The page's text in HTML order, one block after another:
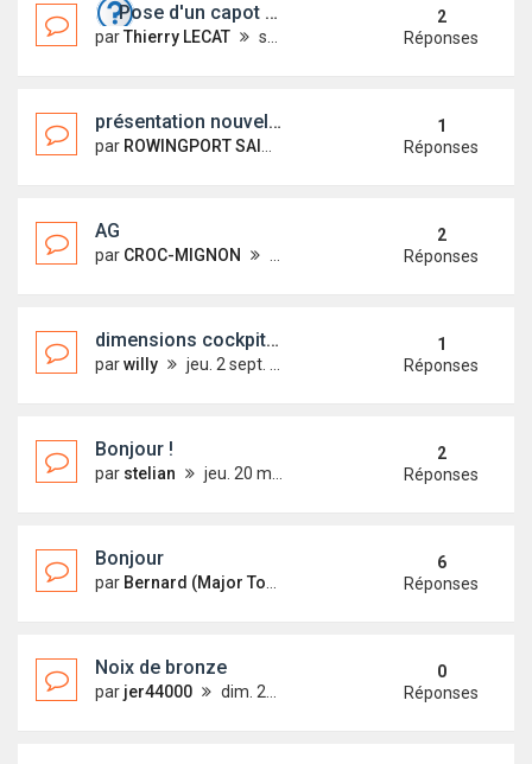
Pose d'un capot avant en plexiglass.
parThierry LECAT sam. 30 oct. 2021 17:17
2
Réponses
présentation nouvel arrivant
par ROWINGPORT SAINTLOUIS lun. 25 oct. 2021 09:38
1
Réponses
AG
par CROC-MIGNON
2
Réponses
dimensions cockpit first 18
parwilly jeu. 2 sept. 2021 18:54
1
Réponses
Bonjour !
par stelian jeu. 20 mai 2021 21:33
2
Réponses
Bonjour
par Bernard (Major Tom) sam. 22 mai 2021 09:36
6
Réponses
Noix de bronze
par jer44000 dim. 21 févr. 2021 20:48
0
Réponses